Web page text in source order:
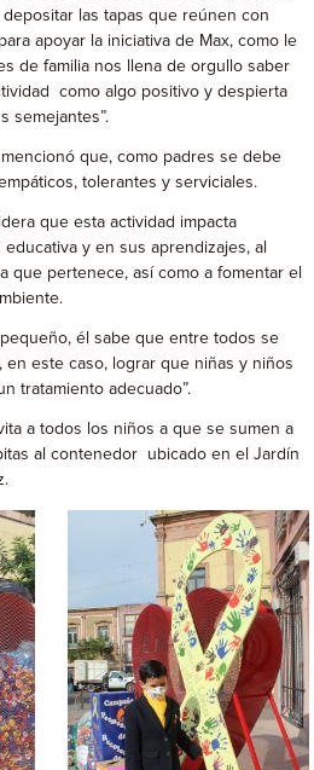
las tapas que reúnen con
apoyar la iniciativa de Max, como le
de familia nos llena de orgullo saber
como algo positivo y despierta
semejantes”.
que, como padres se debe
tolerantes y serviciales.
que esta actividad impacta
y en sus aprendizajes, al
que pertenece, así como a fomentar el
él sabe que entre todos se
este caso, lograr que niñas y niños
tratamiento adecuado”.
a todos los niños a que se sumen a
al contenedor ubicado en el Jardín